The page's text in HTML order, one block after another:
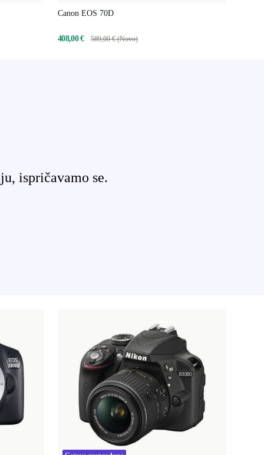
ispričavamo se.
Canon EOS 70D
408,00 € 589,00 € (Novo)